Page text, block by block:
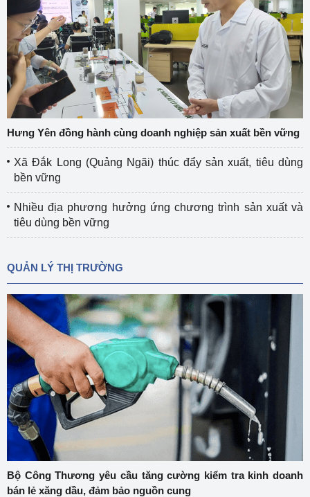
Hưng Yên đồng hành cùng doanh nghiệp sản xuất bền vững
Xã Đắk Long (Quảng Ngãi) thúc đẩy sản xuất, tiêu dùng
bền vững
Nhiều địa phương hưởng ứng chương trình sản xuất và
tiêu dùng bền vững
QUẢN LÝ THỊ TRƯỜNG
Bộ Công Thương yêu cầu tăng cường kiểm tra kinh doanh
bán lẻ xăng dầu, đảm bảo nguồn cung